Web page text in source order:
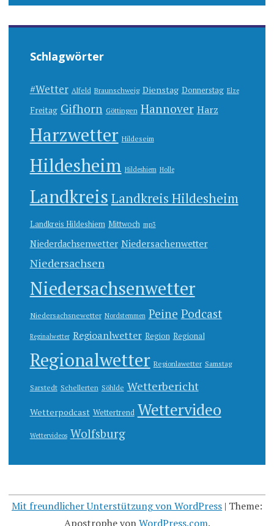
Schlagwörter
#Wetter Alfeld Braunschweig Dienstag Donnerstag Elze
Freitag Gifhorn Göttingen Hannover Harz
Harzwetter Hildeseim
Hildesheim Hildeshiem Holle
Landkreis Landkreis Hildesheim
Landkreis Hildeshiem Mittwoch mp3
Niederdachsenwetter Niedersachenwetter
Niedersachsen
Niedersachsenwetter
Niedersachsnewetter Nordstemmen Peine Podcast
Reginalwetter Regioanlwetter Region Regional
Regionalwetter Regionlawetter Samstag
Sarstedt Schellerten Söhlde Wetterbericht
Wetterpodcast Wettertrend Wettervideo
Wettervideos Wolfsburg
Mit freundlicher Unterstützung von WordPress | Theme:
Apostrophe von WordPress.com.